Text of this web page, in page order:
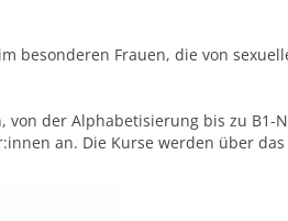
besonderen Frauen, die von
von der Alphabetisierung bis zu
an. Die Kurse werden über